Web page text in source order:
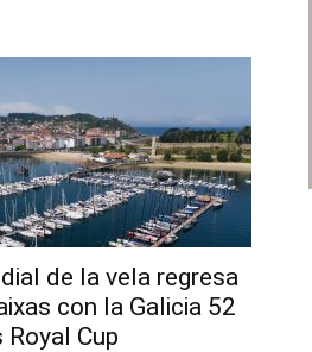
de la vela regresa
con la Galicia 52
Royal Cup